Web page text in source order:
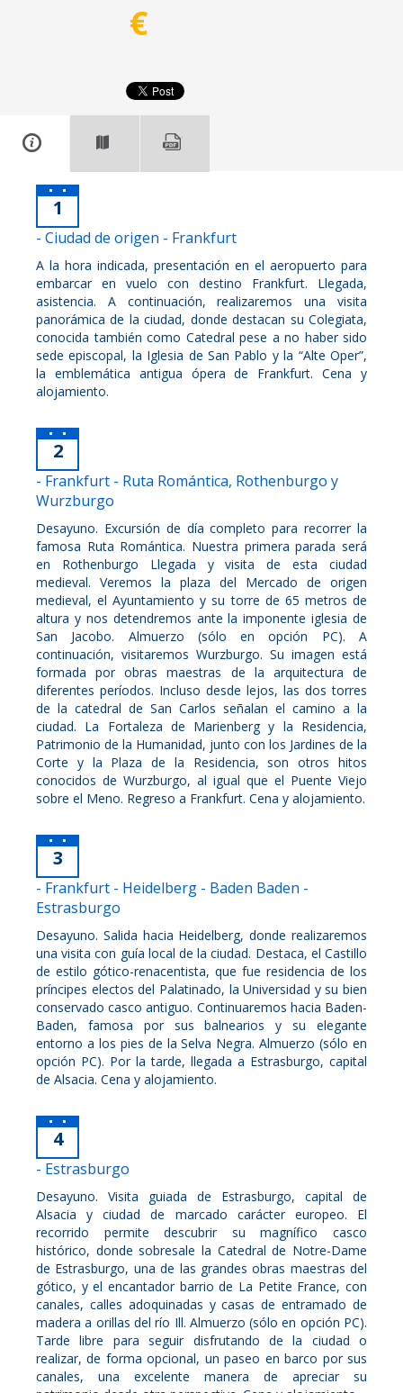
€
1
- Ciudad de origen - Frankfurt
A la hora indicada, presentación en el aeropuerto para
embarcar en vuelo con destino Frankfurt. Llegada,
asistencia. A continuación, realizaremos una visita
panorámica de la ciudad, donde destacan su Colegiata,
conocida también como Catedral pese a no haber sido
sede episcopal, la Iglesia de San Pablo y la “Alte Oper”,
la emblemática antigua ópera de Frankfurt. Cena y
alojamiento.
2
- Frankfurt - Ruta Romántica, Rothenburgo y
Wurzburgo
Desayuno. Excursión de día completo para recorrer la
famosa Ruta Romántica. Nuestra primera parada será
en Rothenburgo Llegada y visita de esta ciudad
medieval. Veremos la plaza del Mercado de origen
medieval, el Ayuntamiento y su torre de 65 metros de
altura y nos detendremos ante la imponente iglesia de
San Jacobo. Almuerzo (sólo en opción PC). A
continuación, visitaremos Wurzburgo. Su imagen está
formada por obras maestras de la arquitectura de
diferentes períodos. Incluso desde lejos, las dos torres
de la catedral de San Carlos señalan el camino a la
ciudad. La Fortaleza de Marienberg y la Residencia,
Patrimonio de la Humanidad, junto con los Jardines de la
Corte y la Plaza de la Residencia, son otros hitos
conocidos de Wurzburgo, al igual que el Puente Viejo
sobre el Meno. Regreso a Frankfurt. Cena y alojamiento.
3
- Frankfurt - Heidelberg - Baden Baden -
Estrasburgo
Desayuno. Salida hacia Heidelberg, donde realizaremos
una visita con guía local de la ciudad. Destaca, el Castillo
de estilo gótico-renacentista, que fue residencia de los
príncipes electos del Palatinado, la Universidad y su bien
conservado casco antiguo. Continuaremos hacia Baden-
Baden, famosa por sus balnearios y su elegante
entorno a los pies de la Selva Negra. Almuerzo (sólo en
opción PC). Por la tarde, llegada a Estrasburgo, capital
de Alsacia. Cena y alojamiento.
4
- Estrasburgo
Desayuno. Visita guiada de Estrasburgo, capital de
Alsacia y ciudad de marcado carácter europeo. El
recorrido permite descubrir su magnífico casco
histórico, donde sobresale la Catedral de Notre-Dame
de Estrasburgo, una de las grandes obras maestras del
gótico, y el encantador barrio de La Petite France, con
canales, calles adoquinadas y casas de entramado de
madera a orillas del río Ill. Almuerzo (sólo en opción PC).
Tarde libre para seguir disfrutando de la ciudad o
realizar, de forma opcional, un paseo en barco por sus
canales, una excelente manera de apreciar su